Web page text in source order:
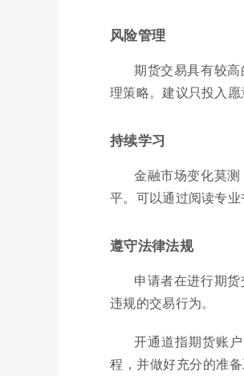
风险管理
期货交易具有较
理策略。建议只投入愿
持续学习
金融市场变化莫
平。可以通过阅读专
遵守法律法规
申请者在进行期
违规的交易行为。
开通道指期货账
程，并做好充分的准